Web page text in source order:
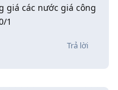
giá các nước giá công
1
Trả lời